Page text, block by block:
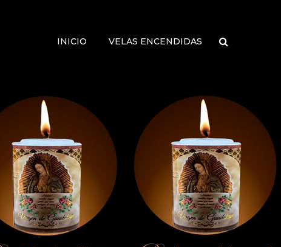
INICIO VELAS ENCENDIDAS